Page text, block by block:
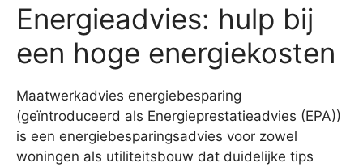
Energieadvies: hulp bij
een hoge energiekosten
Maatwerkadvies energiebesparing
(geïntroduceerd als Energieprestatieadvies (EPA))
is een energiebesparingsadvies voor zowel
woningen als utiliteitsbouw dat duidelijke tips